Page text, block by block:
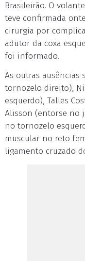
Brasileirão. O
teve confirmada
cirurgia por
adutor da coxa
foi informado.
As outras ausências
tornozelo direito),
esquerdo), Talles
Alisson (entorse no
no tornozelo
muscular no reto
ligamento cruzado